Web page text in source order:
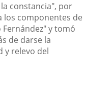
constancia", por
los componentes de
y tomó
de darse la
y relevo del